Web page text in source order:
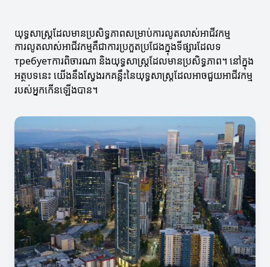
យុទ្ធសាស្ត្រដែលមានប្រសិទ្ធភាពសម្រាប់ការលូតលាស់អាជីវកម្ម
ការលូតលាស់អាជីវកម្មគឺជាការប្រកួតប្រជែងក្នុងទីផ្សារដែលទ
требуетការពិចារណា និងយុទ្ធសាស្ត្រដែលមានប្រសិទ្ធភាព។ នៅក្នុង
អត្ថបទនេះ យើងនឹងស្វែងរកគន្លឹះនៃយុទ្ធសាស្ត្រដែលអាចជួយអាជីវកម្ម
របស់អ្នកកើនឡើងបាន។